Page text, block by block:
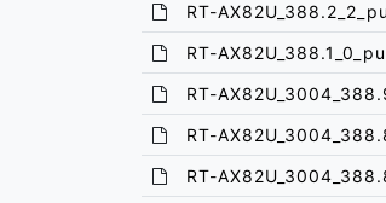
RT-
RT-
RT-
RT-
RT-